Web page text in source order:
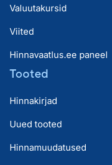
Valuutakursid
Viited
Hinnavaatlus.ee paneel
Tooted
Hinnakirjad
Uued tooted
Hinnamuudatused